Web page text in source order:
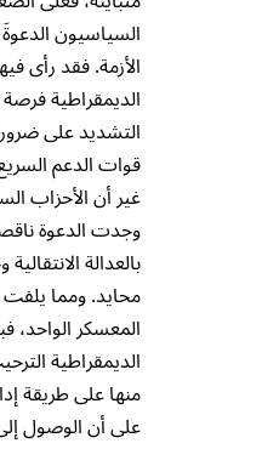
السياسيون
الأزمة. فقد رأى
الديمقراطية
التشديد على
قوات الدعم
غير أن الأحزاب
وجدت الدعوة
بالعدالة
محايد. ومما يلفت
المعسكر الواحد،
الديمقراطية
منها على طريقة
على أن الوصول